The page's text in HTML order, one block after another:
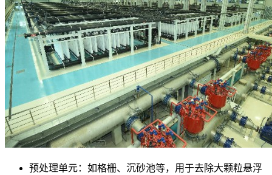
预处理单元：如格栅、沉砂池等，用于去除大颗粒悬浮